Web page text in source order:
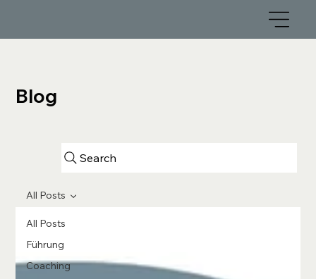
Blog
All Posts
Führung
Coaching
All Posts
Search